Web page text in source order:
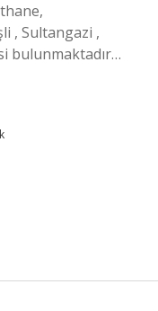
, Sultangazi ,
bulunmaktadır…